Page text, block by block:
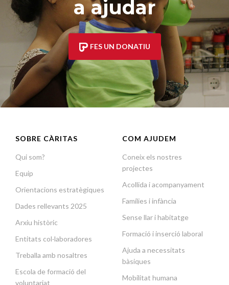
a ajudar
FES UN DONATIU
SOBRE CÀRITAS
Qui som?
Equip
Orientacions estratègiques
Dades rellevants 2025
Arxiu històric
Entitats col·laboradores
Treballa amb nosaltres
Escola de formació del
voluntariat
COM AJUDEM
Coneix els nostres
projectes
Acollida i acompanyament
Famílies i infància
Sense llar i habitatge
Formació i inserció laboral
Ajuda a necessitats
bàsiques
Mobilitat humana